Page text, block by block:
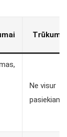
Trūkumai
Ne visur